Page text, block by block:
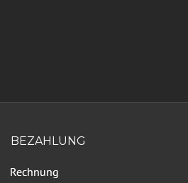
BEZAHLUNG